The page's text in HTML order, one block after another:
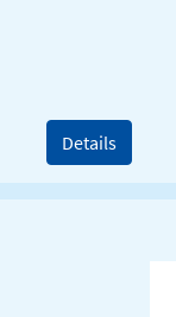
Details